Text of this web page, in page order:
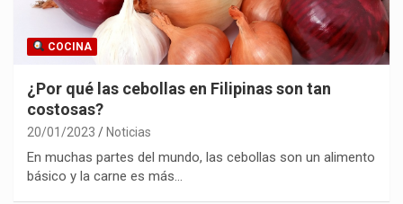
COCINA
¿Por qué las cebollas en Filipinas son tan
costosas?
20/01/2023 Noticias
En muchas partes del mundo, las cebollas son un alimento
básico y la carne es más…